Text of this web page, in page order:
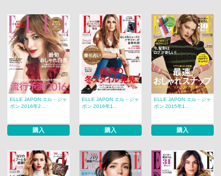
ELLE JAPON エル・ジャ
ポン 2016年2...
購入
ELLE JAPON エル・ジャ
ポン 2016年1...
購入
ELLE JAPON エル・ジャ
ポン 2015年1...
購入